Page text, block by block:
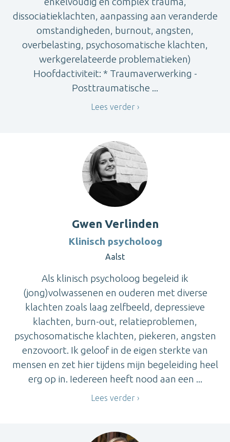
dissociatieklachten, aanpassing aan veranderde
omstandigheden, burnout, angsten,
overbelasting, psychosomatische klachten,
werkgerelateerde problematieken)
Hoofdactiviteit: * Traumaverwerking -
Posttraumatische ...
Lees verder
Gwen Verlinden
Klinisch psycholoog
Aalst
Als klinisch psycholoog begeleid ik
(jong)volwassenen en ouderen met diverse
klachten zoals laag zelfbeeld, depressieve
klachten, burn-out, relatieproblemen,
psychosomatische klachten, piekeren, angsten
enzovoort. Ik geloof in de eigen sterkte van
mensen en zet hier tijdens mijn begeleiding heel
erg op in. Iedereen heeft nood aan een ...
Lees verder